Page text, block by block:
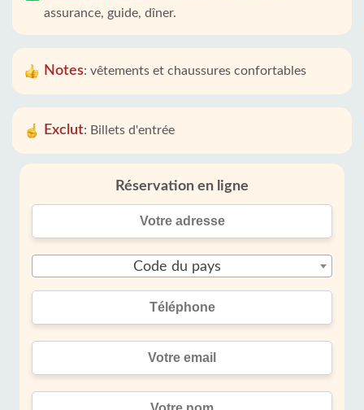
assurance, guide, dîner.
Notes: vêtements et chaussures confortables
Exclut: Billets d'entrée
Réservation en ligne
Code du pays